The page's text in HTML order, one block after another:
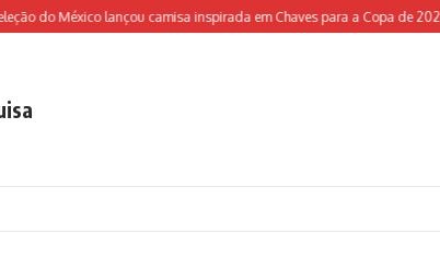
do México lançou camisa inspirada em Chaves para a Copa de 2026